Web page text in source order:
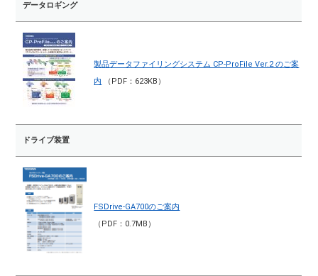
データロギング
製品データファイリングシステム CP-ProFile Ver.2 のご案
内
（PDF：623KB）
ドライブ装置
FSDrive-GA700のご案内
（PDF：0.7MB）